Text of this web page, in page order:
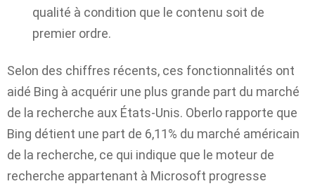
qualité à condition que le contenu soit de
premier ordre.
Selon des chiffres récents, ces fonctionnalités ont
aidé Bing à acquérir une plus grande part du marché
de la recherche aux États-Unis. Oberlo rapporte que
Bing détient une part de 6,11% du marché américain
de la recherche, ce qui indique que le moteur de
recherche appartenant à Microsoft progresse